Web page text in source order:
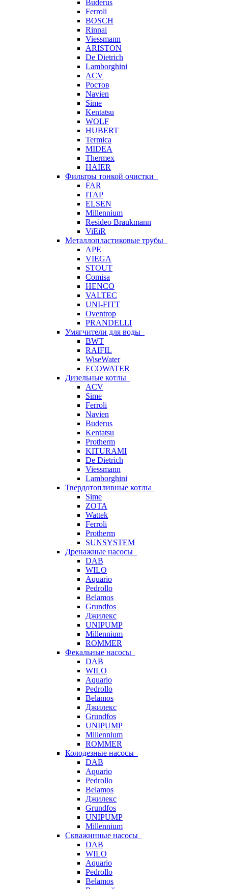
Buderus
Ferroli
BOSCH
Rinnai
Viessmann
ARISTON
De Dietrich
Lamborghini
ACV
Ростов
Navien
Sime
Kentatsu
WOLF
HUBERT
Termica
MIDEA
Thermex
HAIER
Фильтры тонкой очистки
FAR
ITAP
ELSEN
Millennium
Resideo Braukmann
ViEiR
Металлопластиковые трубы
APE
VIEGA
STOUT
Comisa
HENCO
VALTEC
UNI-FITT
Oventrop
PRANDELLI
Умягчители для воды
BWT
RAIFIL
WiseWater
ECOWATER
Дизельные котлы
ACV
Sime
Ferroli
Navien
Buderus
Kentatsu
Protherm
KITURAMI
De Dietrich
Viessmann
Lamborghini
Твердотопливные котлы
Sime
ZOTA
Wattek
Ferroli
Protherm
SUNSYSTEM
Дренажные насосы
DAB
WILO
Aquario
Pedrollo
Belamos
Grundfos
Джилекс
UNIPUMP
Millennium
ROMMER
Фекальные насосы
DAB
WILO
Aquario
Pedrollo
Belamos
Джилекс
Grundfos
UNIPUMP
Millennium
ROMMER
Колодезные насосы
DAB
Aquario
Pedrollo
Belamos
Джилекс
Grundfos
UNIPUMP
Millennium
Скважинные насосы
DAB
WILO
Aquario
Pedrollo
Belamos